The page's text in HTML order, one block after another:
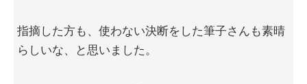
指摘した方も、使わない決断をした筆子さんも素晴
らしいな、と思いました。